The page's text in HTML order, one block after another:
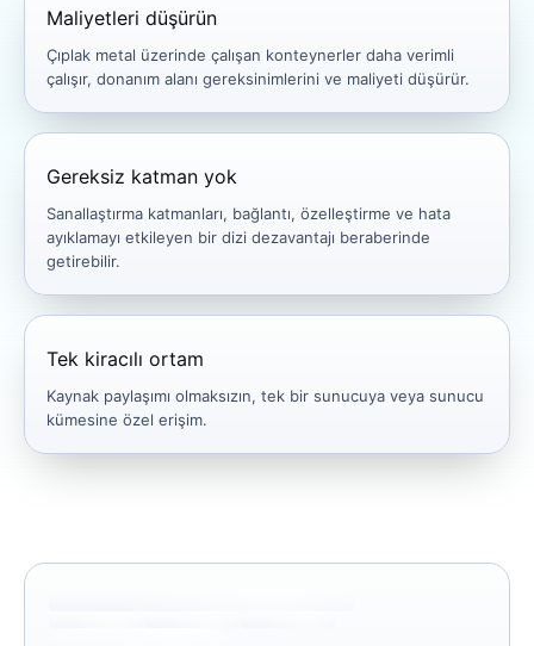
Maliyetleri düşürün
Çıplak metal üzerinde çalışan konteynerler daha verimli
çalışır, donanım alanı gereksinimlerini ve maliyeti düşürür.
Gereksiz katman yok
Sanallaştırma katmanları, bağlantı, özelleştirme ve hata
ayıklamayı etkileyen bir dizi dezavantajı beraberinde
getirebilir.
Tek kiracılı ortam
Kaynak paylaşımı olmaksızın, tek bir sunucuya veya sunucu
kümesine özel erişim.